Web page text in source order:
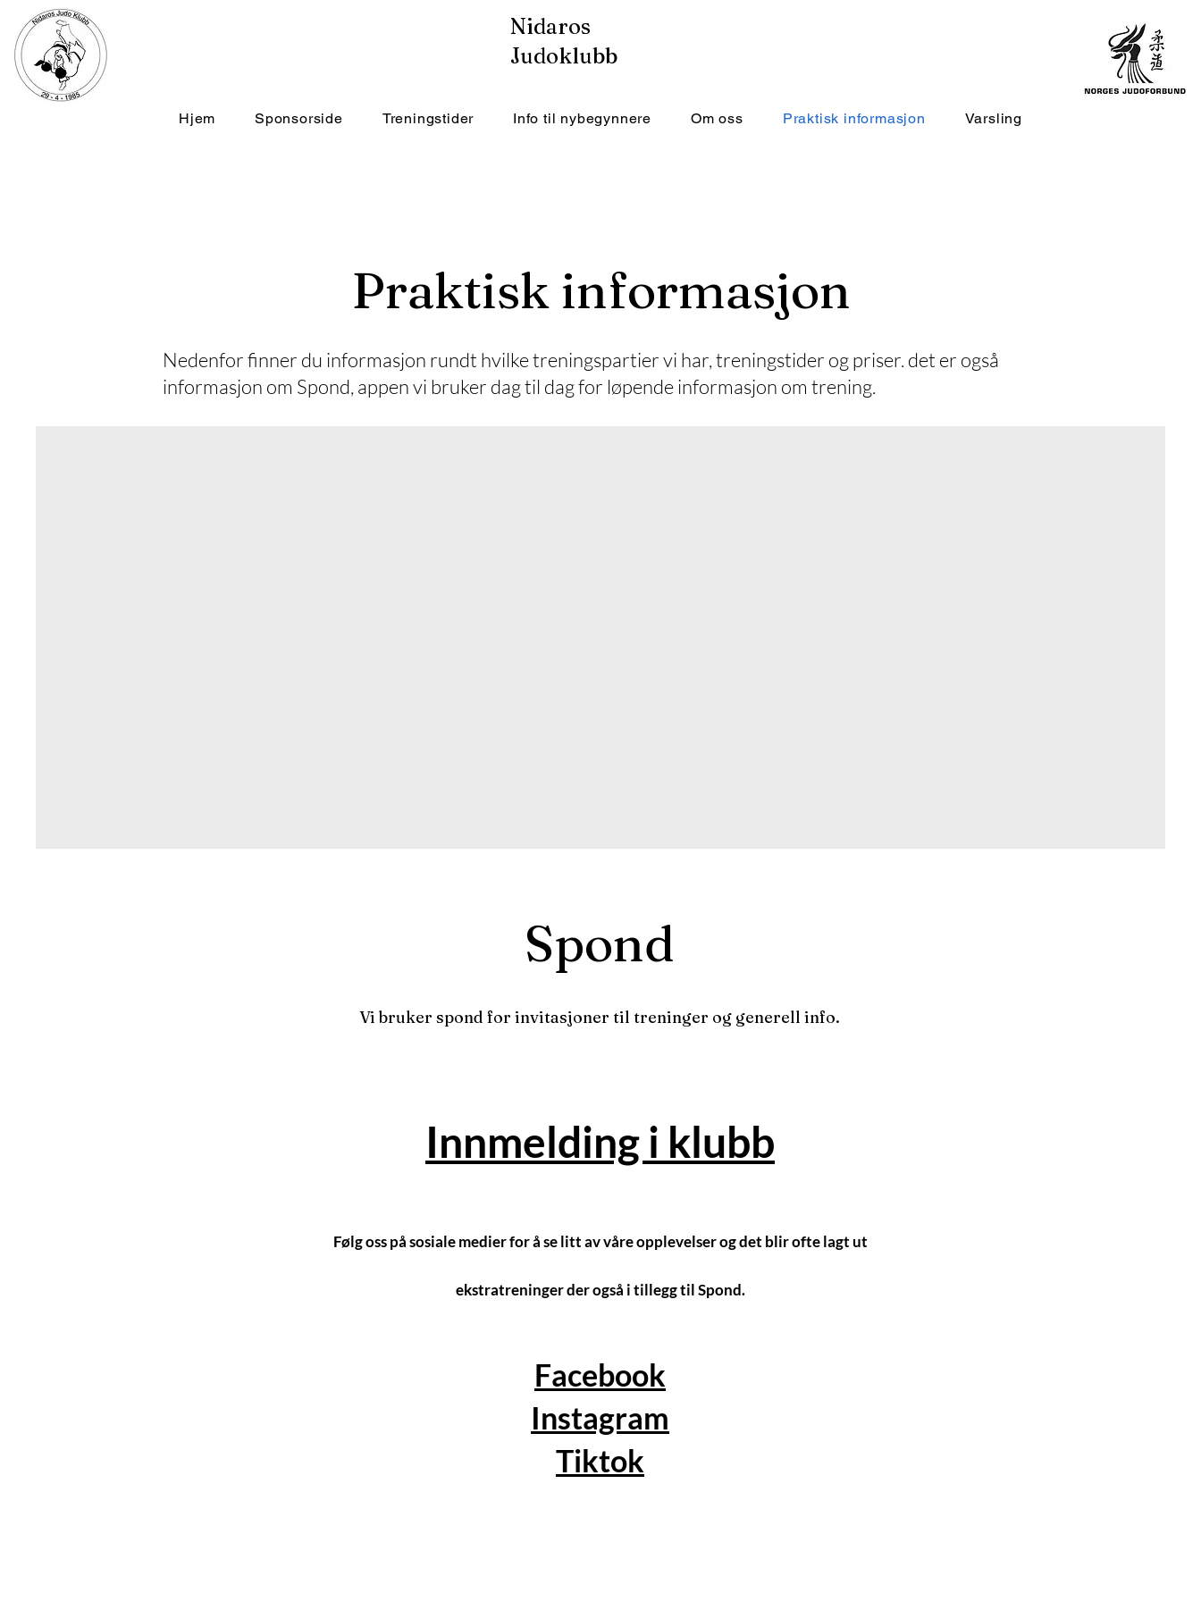
Nidaros
Judoklubb
Hjem Sponsorside Treningstider Info til nybegynnere Om oss Praktisk informasjon Varsling
Praktisk informasjon
Nedenfor finner du informasjon rundt hvilke treningspartier vi har, treningstider og priser. det er også
informasjon om Spond, appen vi bruker dag til dag for løpende informasjon om trening.
Spond
Vi bruker spond for invitasjoner til treninger og generell info.
Innmelding i klubb
Følg oss på sosiale medier for å se litt av våre opplevelser og det blir ofte lagt ut
ekstratreninger der også i tillegg til Spond.
Facebook
Instagram
Tiktok